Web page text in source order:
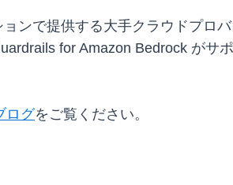
ンで提供する大手クラウドプロ
for Amazon Bedrock がサ
ログをご覧ください。